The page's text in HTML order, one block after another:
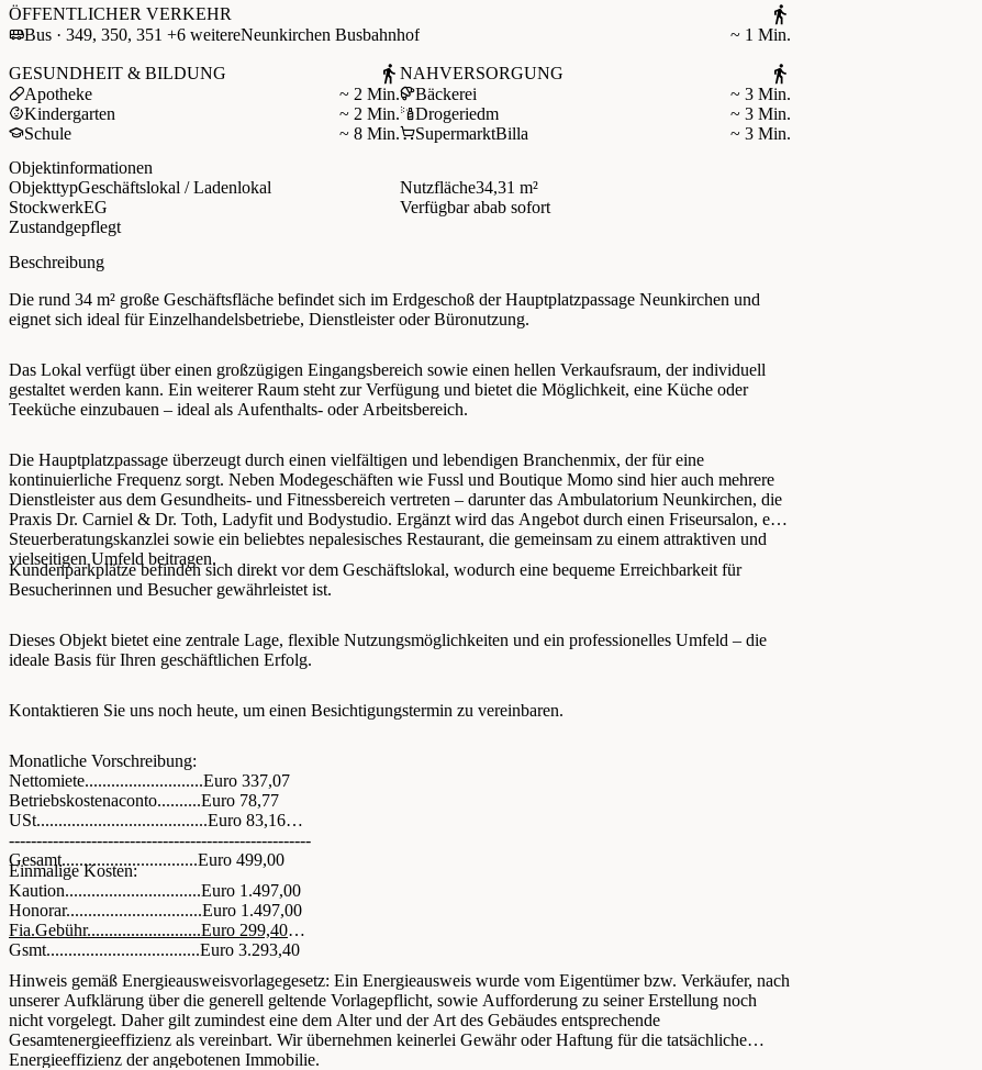
−
ÖFFENTLICHER VERKEHR
Bus · 349, 350, 351 +6 weitereNeunkirchen Busbahnhof ~ 1 Min.
GESUNDHEIT & BILDUNG
Apotheke
~ 2 Min.
Kindergarten
~ 2 Min.
Schule
~ 8 Min.
NAHVERSORGUNG
Bäckerei
~ 3 Min.
Drogeriedm
~ 3 Min.
SupermarktBilla
~ 3 Min.
Objektinformationen
ObjekttypGeschäftslokal / Ladenlokal Nutzfläche34,31 m²
StockwerkEG Verfügbar abab sofort
Zustandgepflegt
Beschreibung
Die rund 34 m² große Geschäftsfläche befindet sich im Erdgeschoß der Hauptplatzpassage Neunkirchen und
eignet sich ideal für Einzelhandelsbetriebe, Dienstleister oder Büronutzung.
Das Lokal verfügt über einen großzügigen Eingangsbereich sowie einen hellen Verkaufsraum, der individuell
gestaltet werden kann. Ein weiterer Raum steht zur Verfügung und bietet die Möglichkeit, eine Küche oder
Teeküche einzubauen – ideal als Aufenthalts- oder Arbeitsbereich.
Die Hauptplatzpassage überzeugt durch einen vielfältigen und lebendigen Branchenmix, der für eine
kontinuierliche Frequenz sorgt. Neben Modegeschäften wie Fussl und Boutique Momo sind hier auch mehrere
Dienstleister aus dem Gesundheits- und Fitnessbereich vertreten – darunter das Ambulatorium Neunkirchen, die
Praxis Dr. Carniel & Dr. Toth, Ladyfit und Bodystudio. Ergänzt wird das Angebot durch einen Friseursalon, eine
Steuerberatungskanzlei sowie ein beliebtes nepalesisches Restaurant, die gemeinsam zu einem attraktiven und
vielseitigen Umfeld beitragen.
Kundenparkplätze befinden sich direkt vor dem Geschäftslokal, wodurch eine bequeme Erreichbarkeit für
Besucherinnen und Besucher gewährleistet ist.
Dieses Objekt bietet eine zentrale Lage, flexible Nutzungsmöglichkeiten und ein professionelles Umfeld – die
ideale Basis für Ihren geschäftlichen Erfolg.
Kontaktieren Sie uns noch heute, um einen Besichtigungstermin zu vereinbaren.
Monatliche Vorschreibung:
Nettomiete...........................Euro 337,07
Betriebskostenaconto..........Euro 78,77
USt.......................................Euro 83,16
-------------------------------------------------------
Gesamt...............................Euro 499,00
Einmalige Kosten:
Kaution...............................Euro 1.497,00
Honorar...............................Euro 1.497,00
Fia.Gebühr..........................Euro 299,40
Gsmt...................................Euro 3.293,40
Hinweis gemäß Energieausweisvorlagegesetz: Ein Energieausweis wurde vom Eigentümer bzw. Verkäufer, nach
unserer Aufklärung über die generell geltende Vorlagepflicht, sowie Aufforderung zu seiner Erstellung noch
nicht vorgelegt. Daher gilt zumindest eine dem Alter und der Art des Gebäudes entsprechende
Gesamtenergieeffizienz als vereinbart. Wir übernehmen keinerlei Gewähr oder Haftung für die tatsächliche
Energieeffizienz der angebotenen Immobilie.